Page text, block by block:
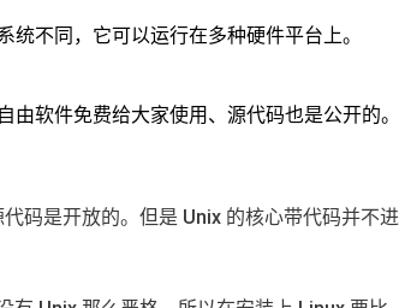
不同，它可以运行在多种硬件平台上。
软件免费给大家使用、源代码也是公开的。
码是开放的。但是 Unix 的核心带代码并不进